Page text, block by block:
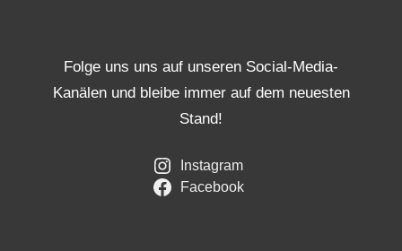
Folge uns uns auf unseren Social-Media-
Kanälen und bleibe immer auf dem neuesten
Stand!
Instagram
Facebook